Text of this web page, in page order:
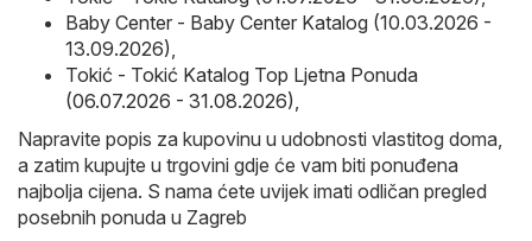
Baby Center - Baby Center Katalog (10.03.2026 -
13.09.2026)
Tokić - Tokić Katalog Top Ljetna Ponuda
(06.07.2026 - 31.08.2026)
Napravite popis za kupovinu u udobnosti vlastitog doma,
a zatim kupujte u trgovini gdje će vam biti ponuđena
najbolja cijena. S nama ćete uvijek imati odličan pregled
posebnih ponuda u Zagreb